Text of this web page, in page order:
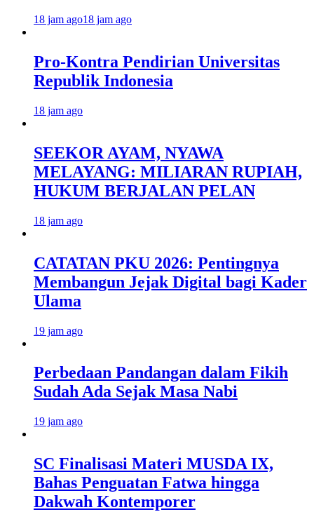
18 jam ago18 jam ago
Pro-Kontra Pendirian Universitas
Republik Indonesia
18 jam ago
SEEKOR AYAM, NYAWA
MELAYANG: MILIARAN RUPIAH,
HUKUM BERJALAN PELAN
18 jam ago
CATATAN PKU 2026: Pentingnya
Membangun Jejak Digital bagi Kader
Ulama
19 jam ago
Perbedaan Pandangan dalam Fikih
Sudah Ada Sejak Masa Nabi
19 jam ago
SC Finalisasi Materi MUSDA IX,
Bahas Penguatan Fatwa hingga
Dakwah Kontemporer